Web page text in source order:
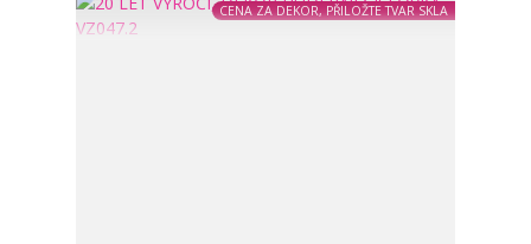
CENA ZA DEKOR, PŘILOŽTE TVAR SKLA